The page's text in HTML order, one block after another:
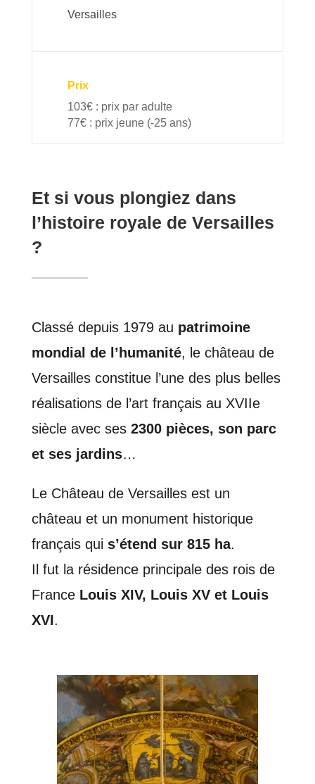
Versailles
Prix
103€ : prix par adulte
77€ : prix jeune (-25 ans)
Et si vous plongiez dans
l’histoire royale de Versailles
?
Classé depuis 1979 au patrimoine
mondial de l’humanité, le château de
Versailles constitue l’une des plus belles
réalisations de l’art français au XVIIe
siècle avec ses 2300 pièces, son parc
et ses jardins…
Le Château de Versailles est un
château et un monument historique
français qui s’étend sur 815 ha.
Il fut la résidence principale des rois de
France Louis XIV, Louis XV et Louis
XVI.